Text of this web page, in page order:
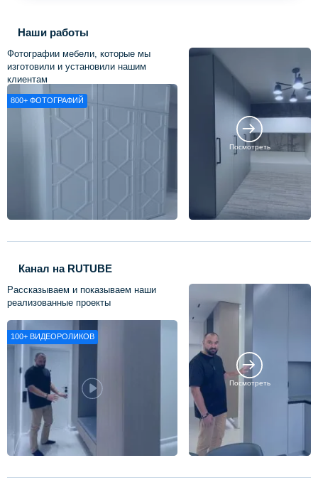
Наши работы
Фотографии мебели, которые мы
изготовили и установили нашим
клиентам
800+ ФОТОГРАФИЙ
Посмотреть
Канал на RUTUBE
Рассказываем и показываем наши
реализованные проекты
100+ ВИДЕОРОЛИКОВ
Посмотреть